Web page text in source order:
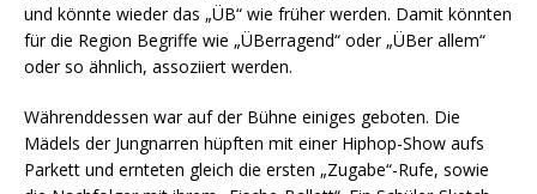
und könnte wieder das „ÜB“ wie früher werden. Damit könnten
für die Region Begriffe wie „ÜBerragend“ oder „ÜBer allem“
oder so ähnlich, assoziiert werden.
Währenddessen war auf der Bühne einiges geboten. Die
Mädels der Jungnarren hüpften mit einer Hiphop-Show aufs
Parkett und ernteten gleich die ersten „Zugabe“-Rufe, sowie